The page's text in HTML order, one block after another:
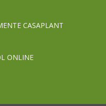
CASAPLANT
ONLINE